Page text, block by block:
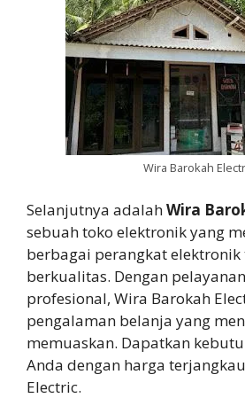
Wira Barokah
Selanjutnya adalahWira
sebuah toko elektronik yang
berbagai perangkat
berkualitas. Dengan
profesional, Wira Barokah
pengalaman belanja yang
memuaskan. Dapatkan
Anda dengan harga
Electric.